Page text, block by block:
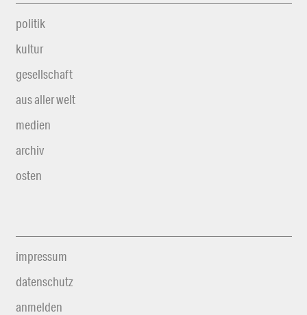
politik
kultur
gesellschaft
aus aller welt
medien
archiv
osten
impressum
datenschutz
anmelden